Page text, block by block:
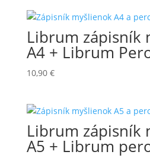
Librum zápisník
A4 + Librum
10,90 €
Librum zápisník
A5 + Librum